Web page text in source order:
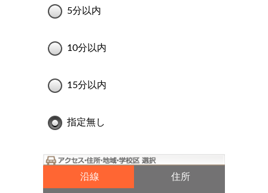
5分以内
10分以内
15分以内
指定無し
沿線 住所